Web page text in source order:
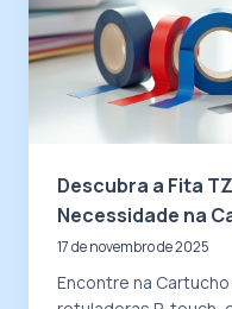
Descubra a Fita
Necessidade na
17 de novembro de 2025
Encontre na